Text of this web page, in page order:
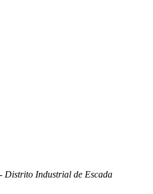
Distrito Industrial de Escada